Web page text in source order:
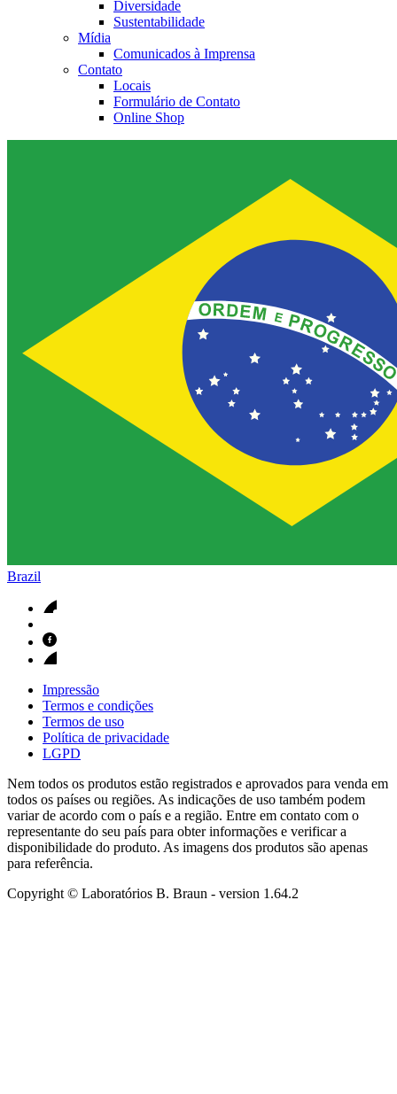
Diversidade
Sustentabilidade
Mídia
Comunicados à Imprensa
Contato
Locais
Formulário de Contato
Online Shop
Brazil
Impressão
Termos e condições
Termos de uso
Política de privacidade
LGPD
Nem todos os produtos estão registrados e aprovados para venda em
todos os países ou regiões. As indicações de uso também podem
variar de acordo com o país e a região. Entre em contato com o
representante do seu país para obter informações e verificar a
disponibilidade do produto. As imagens dos produtos são apenas
para referência.
Copyright © Laboratórios B. Braun - version 1.64.2